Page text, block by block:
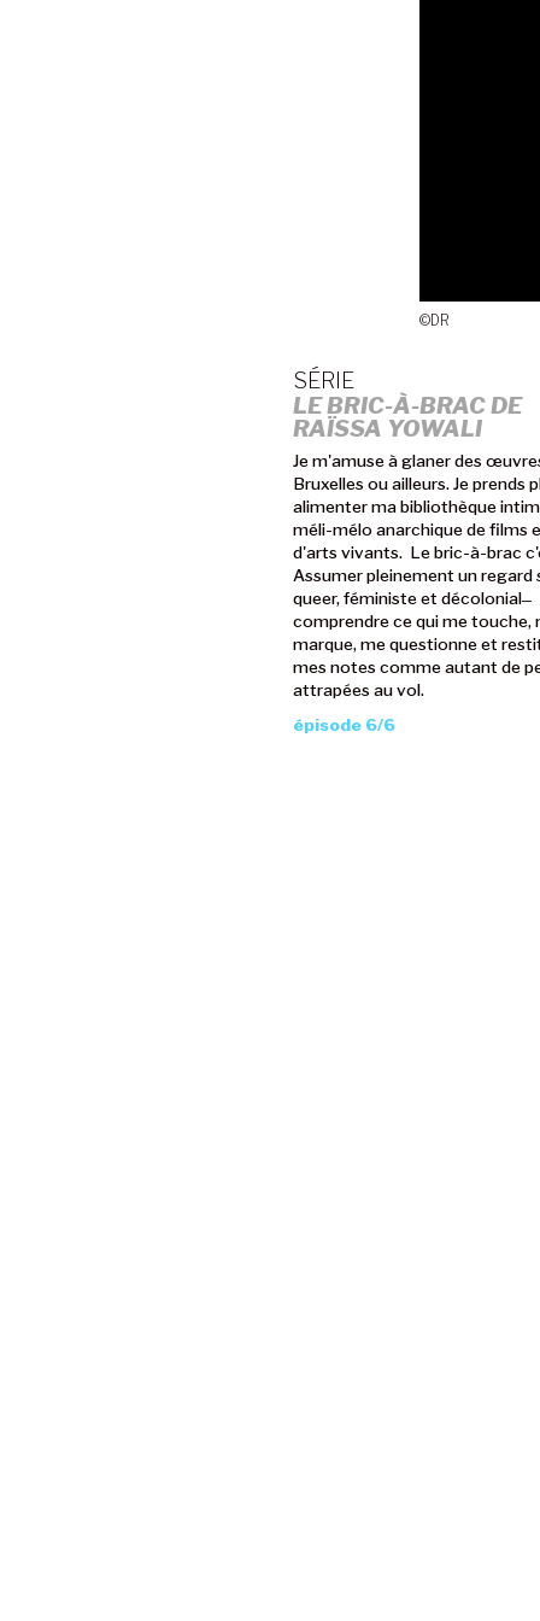
SÉRIE
LE BRIC-À-BRAC DE
RAÏSSA YOWALI
Je m'amuse à glaner des
Bruxelles ou ailleurs. Je prends
alimenter ma bibliothèque
méli-mélo anarchique de films
d'arts vivants. Le bric-à-brac
Assumer pleinement un regard
queer, féministe et décolonial ̶
comprendre ce qui me touche,
marque, me questionne et
mes notes comme autant de
attrapées au vol.
épisode 6/6
©DR